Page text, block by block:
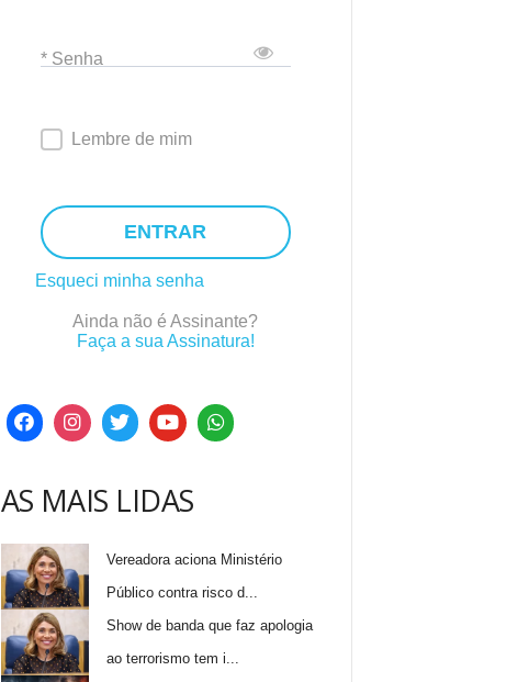
* Senha
Lembre de mim
ENTRAR
Esqueci minha senha
Ainda não é Assinante?
Faça a sua Assinatura!
AS MAIS LIDAS
Vereadora aciona Ministério
Público contra risco d...
Show de banda que faz apologia
ao terrorismo tem i...